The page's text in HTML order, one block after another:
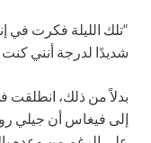
“تلك الليلة فكرت في
شديدًا لدرجة أنني
بدلاً من ذلك،
إلى فيغاس أن جيلي